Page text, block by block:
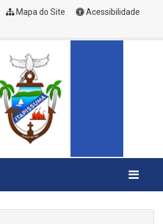
Mapa do Site
Acessibilidade